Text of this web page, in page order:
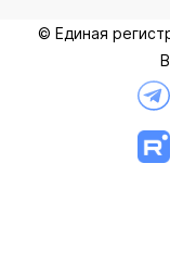
© Единая